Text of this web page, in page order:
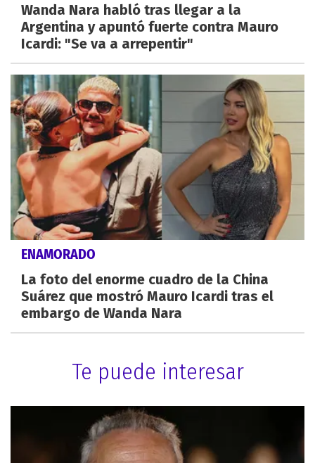
Wanda Nara habló tras llegar a la
Argentina y apuntó fuerte contra Mauro
Icardi: "Se va a arrepentir"
ENAMORADO
La foto del enorme cuadro de la China
Suárez que mostró Mauro Icardi tras el
embargo de Wanda Nara
Te puede interesar